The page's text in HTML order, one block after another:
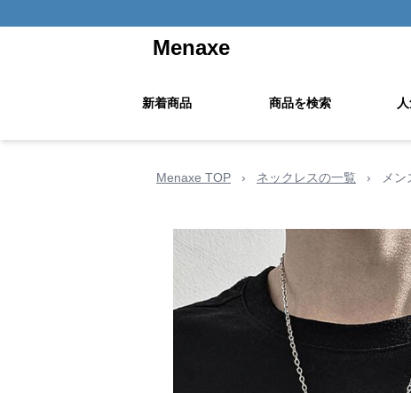
Menaxe
新着商品 商品を検索
Menaxe TOP › ネックレスの一覧 › メ